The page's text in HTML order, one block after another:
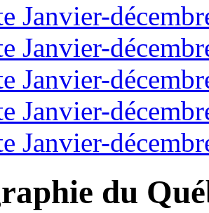
Janvier-
Janvier-
Janvier-
Janvier-
Janvier-
du